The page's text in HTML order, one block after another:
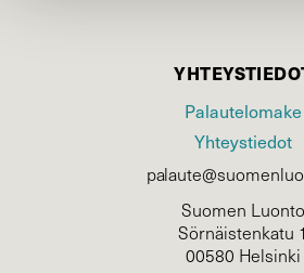
Palautelomake
Yhteystiedot
Suomen Luonto
Sörnäistenkatu 1
00580 Helsinki